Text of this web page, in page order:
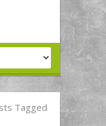
Tagged